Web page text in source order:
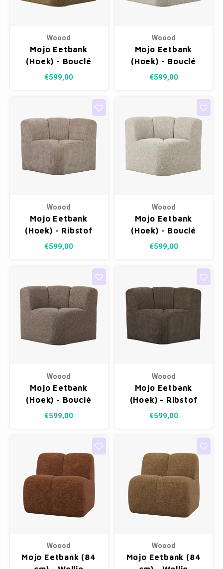
Woood
Mojo Eetbank
(Hoek) - Bouclé
Geel/Bruin Melange
€599,00
Woood
Mojo Eetbank
(Hoek) - Bouclé
Beige Melange
€599,00
Woood
Mojo Eetbank
(Hoek) - Ribstof
Donkerzand
€599,00
Woood
Mojo Eetbank
(Hoek) - Bouclé
Ecru Melange
€599,00
Woood
Mojo Eetbank
(Hoek) - Bouclé
Bruin Melange
€599,00
Woood
Mojo Eetbank
(Hoek) - Ribstof
Bruin
€599,00
Woood
Mojo Eetbank (84
Woood
Mojo Eetbank (84